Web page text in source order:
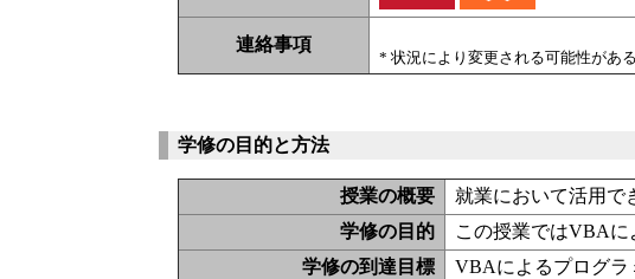
連絡事項
* 状況により変更される可能性があ
学修の目的と方法
授業の概要
就業において活用で
学修の目的
この授業ではVBAに
学修の到達目標
VBAによるプログラ